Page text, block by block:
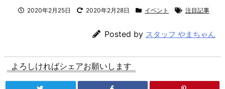
2020年2月25日 2020年2月28日 イベント 注目記事
Posted by スタッフ やまちゃん
よろしければシェアお願いします